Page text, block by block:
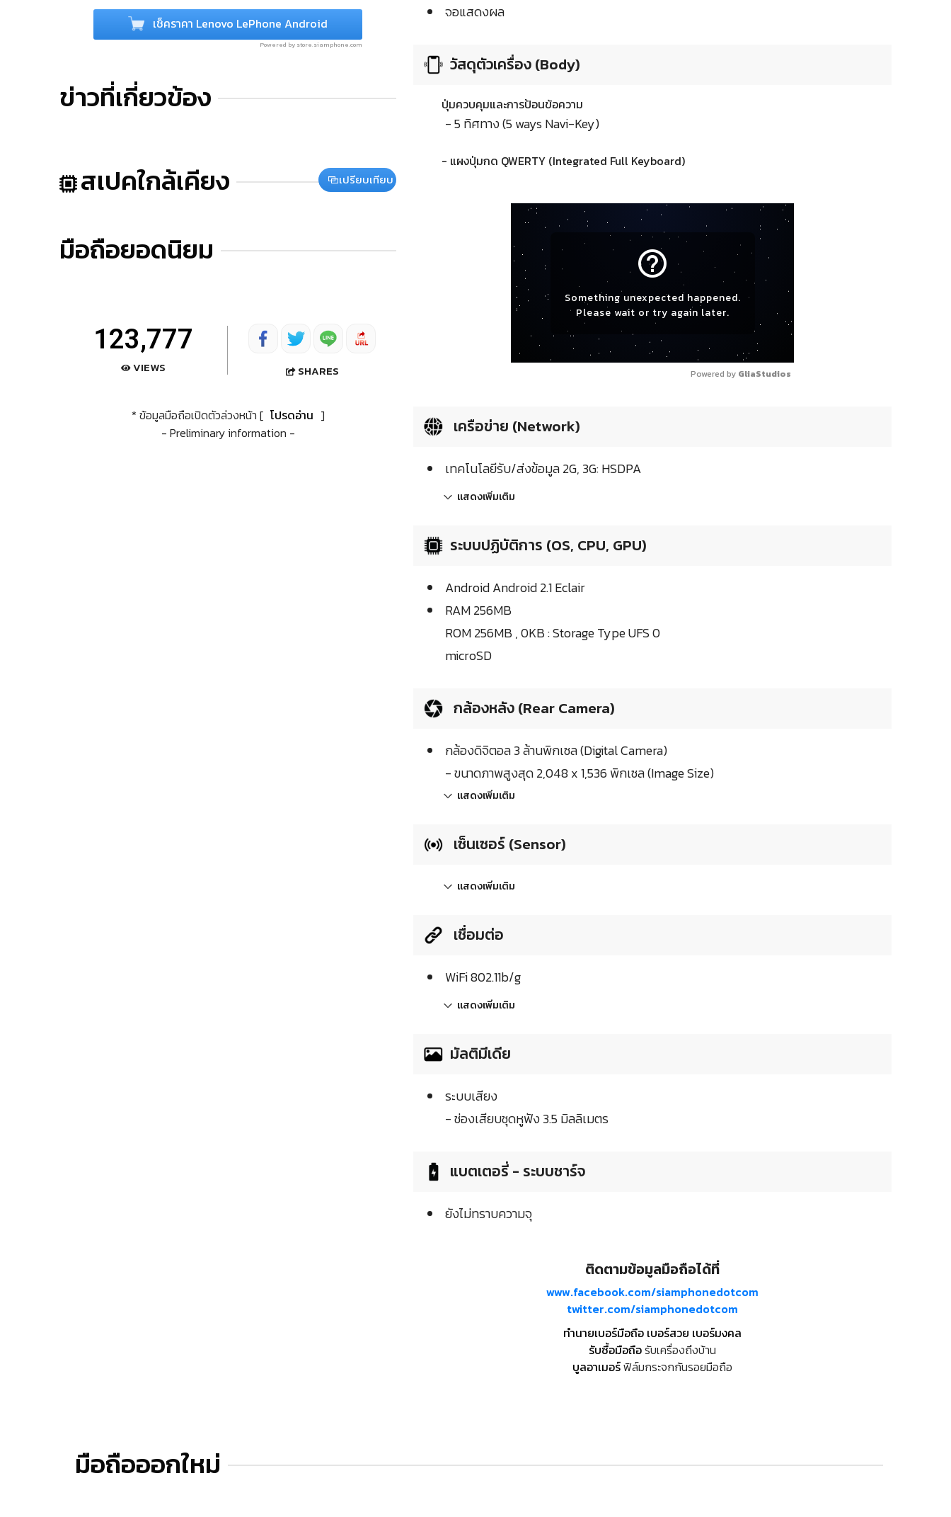
เช็คราคา Lenovo LePhone Android
Powered by store.siamphone.com
ข่าวที่เกี่ยวข้อง
สเปคใกล้เคียง เปรียบเทียบ
มือถือยอดนิยม
123,777
VIEWS SHARES
* ข้อมูลมือถือเปิดตัวล่วงหน้า [ โปรดอ่าน ]
- Preliminary information -
จอแสดงผล
วัสดุตัวเครื่อง (Body)
ปุ่มควบคุมและการป้อนข้อความ
- 5 ทิศทาง (5 ways Navi-Key)
- แผงปุ่มกด QWERTY (Integrated Full Keyboard)
help_outline
Something unexpected happened.
Please wait or try again later.
Powered by GliaStudios
เครือข่าย (Network)
เทคโนโลยีรับ/ส่งข้อมูล 2G, 3G: HSDPA
แสดงเพิ่มเติม
ระบบปฏิบัติการ (OS, CPU, GPU)
Android Android 2.1 Eclair
RAM 256MB
ROM 256MB , 0KB : Storage Type UFS 0
microSD
กล้องหลัง (Rear Camera)
กล้องดิจิตอล 3 ล้านพิกเซล (Digital Camera)
- ขนาดภาพสูงสุด 2,048 x 1,536 พิกเซล (Image Size)
แสดงเพิ่มเติม
เซ็นเซอร์ (Sensor)
แสดงเพิ่มเติม
เชื่อมต่อ
WiFi 802.11b/g
แสดงเพิ่มเติม
มัลติมีเดีย
ระบบเสียง
- ช่องเสียบชุดหูฟัง 3.5 มิลลิเมตร
แบตเตอรี่ - ระบบชาร์จ
ยังไม่ทราบความจุ
ติดตามข้อมูลมือถือได้ที่
www.facebook.com/siamphonedotcom
twitter.com/siamphonedotcom
ทำนายเบอร์มือถือ เบอร์สวย เบอร์มงคล
รับซื้อมือถือรับเครื่องถึงบ้าน
บูลอาเมอร์ฟิล์มกระจกกันรอยมือถือ
มือถือออกใหม่